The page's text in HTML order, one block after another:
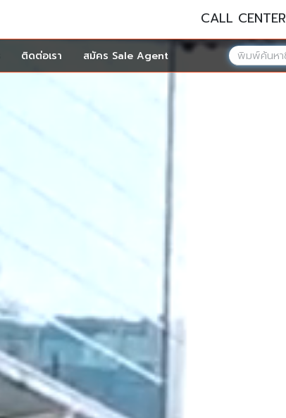
CALL CENTER
ติดต่อเรา สมัคร Sale Agent